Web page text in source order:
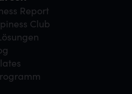
Report
Club